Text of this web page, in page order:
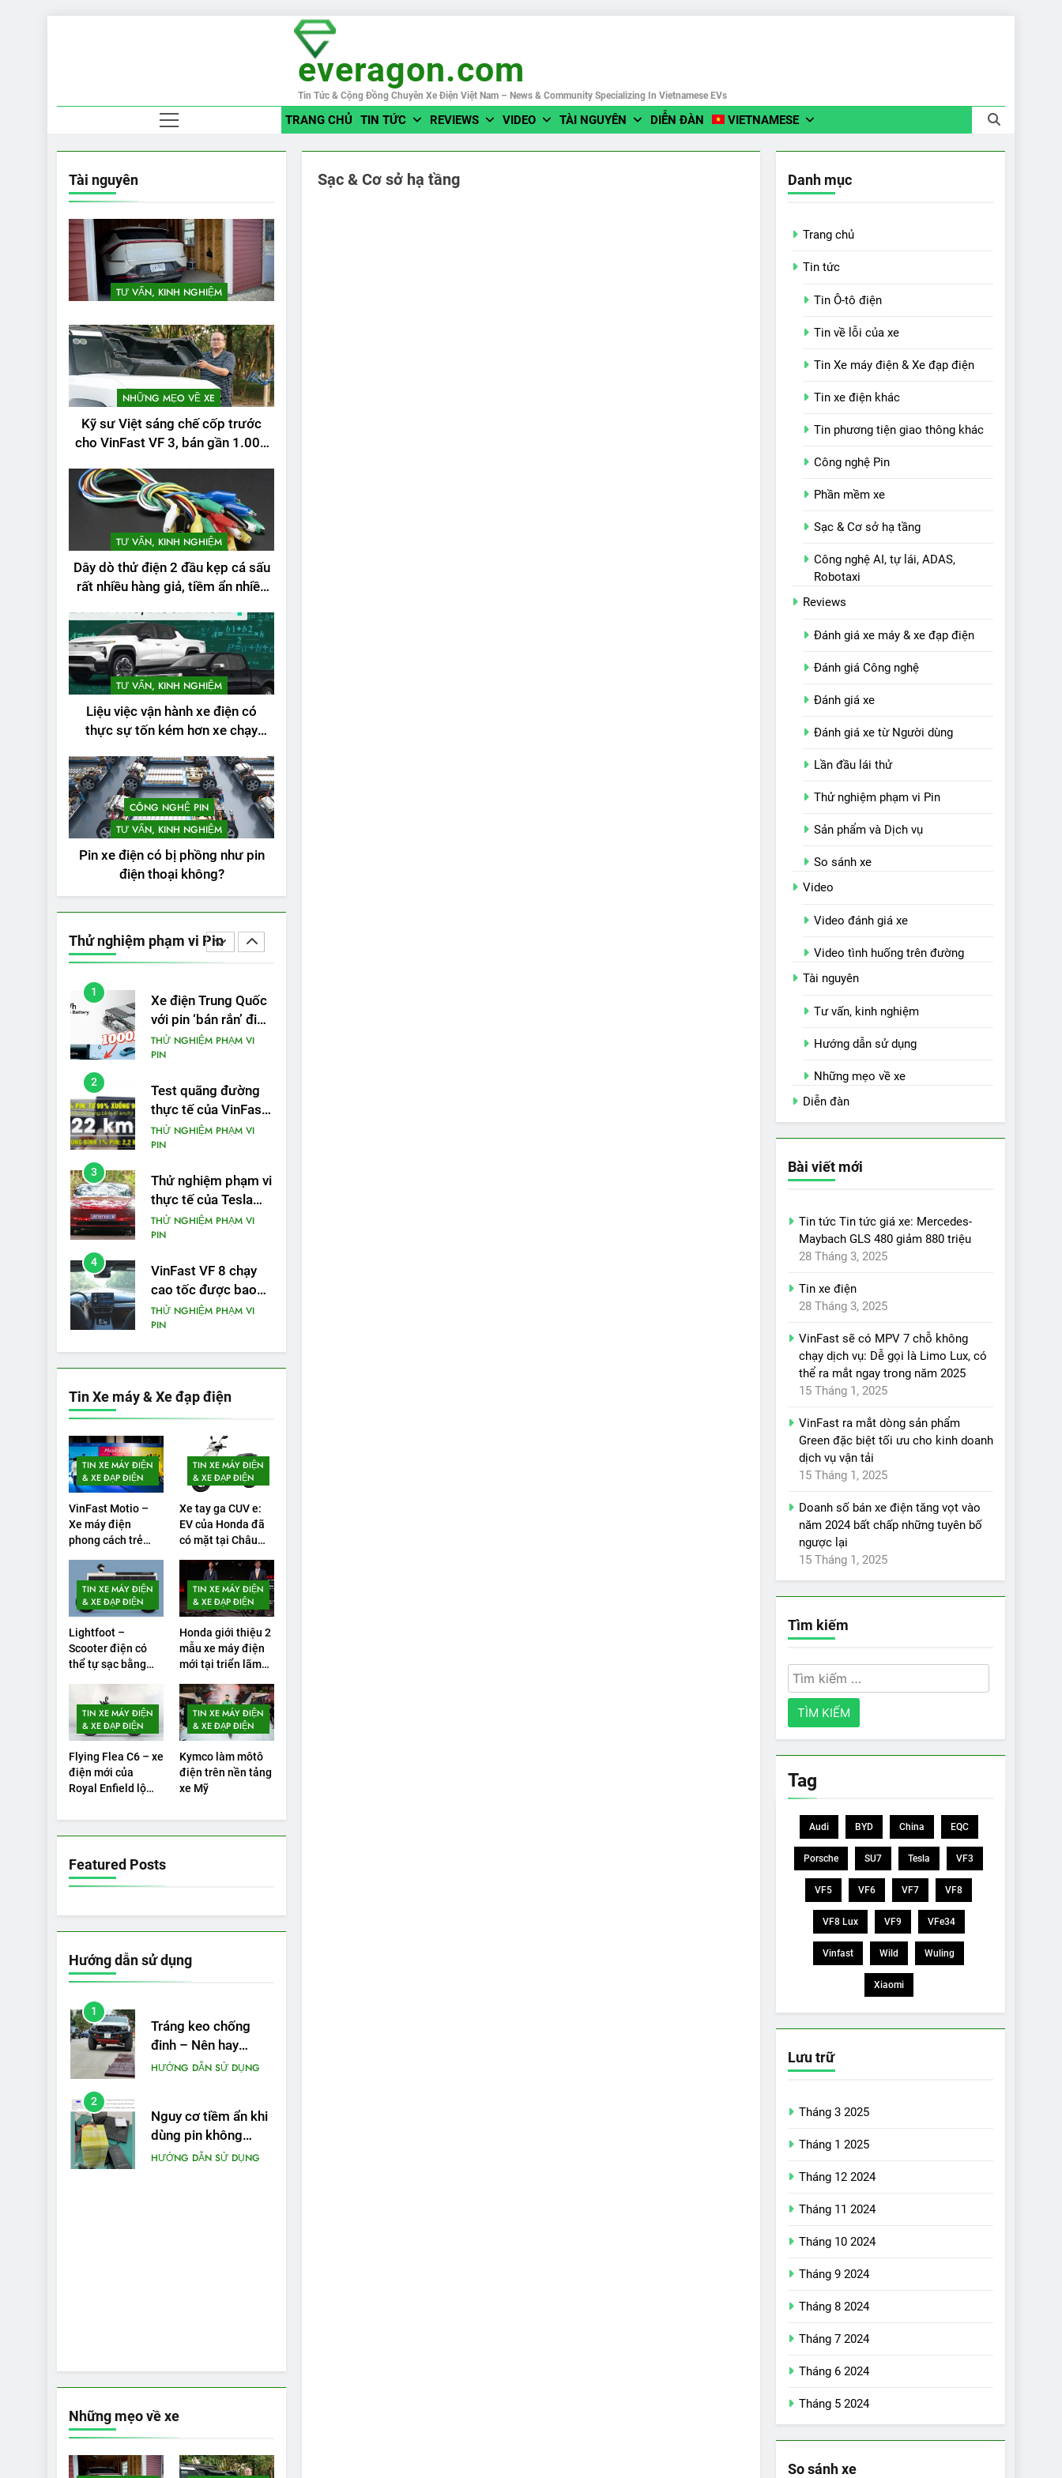
everagon.com
Tin Tức & Cộng Đồng Chuyên Xe Điện Việt Nam – News & Community Specializing In Vietnamese EVs
TRANG CHỦ TIN TỨC REVIEWS VIDEO TÀI NGUYÊN DIỄN ĐÀN VIETNAMESE
Tài nguyên
TƯ VẤN, KINH NGHIỆM
NHỮNG MẸO VỀ XE
Kỹ sư Việt sáng chế cốp trước
cho VinFast VF 3, bán gần 1.000
TƯ VẤN, KINH NGHIỆM
Dây dò thử điện 2 đầu kẹp cá sấu
rất nhiều hàng giả, tiềm ẩn nhiều
TƯ VẤN, KINH NGHIỆM
Liệu việc vận hành xe điện có
thực sự tốn kém hơn xe chạy
CÔNG NGHỆ PIN
TƯ VẤN, KINH NGHIỆM
Pin xe điện có bị phồng như pin
điện thoại không?
Thử nghiệm phạm vi Pin
2
Test quãng đường
thực tế của VinFast
VF3: Vượt công bố
từ nhà sản xuất
THỬ NGHIỆM PHẠM VI
PIN
3
Thử nghiệm phạm vi
Model 3 LR 2024
THỬ NGHIỆM PHẠM VI
PIN
VinFast VF 8 chạy
cao tốc được bao
xa, mỗi kW điện đi
được bao nhiêu km?
THỬ NGHIỆM PHẠM VI
PIN
VinFast VF 5 di
chuyển được bao
nhiêu km sau mỗi
lần sạc đầy?
THỬ NGHIỆM PHẠM VI
PIN
1
Xe điện Trung Quốc
với pin ‘bán rắn’ đi
được 554 dặm
trong bài kiểm tra
THỬ NGHIỆM PHẠM VI
PIN
2
Test quãng đường
thực tế của VinFast
VF3: Vượt công bố
từ nhà sản xuất
THỬ NGHIỆM PHẠM VI
PIN
3
Thử nghiệm phạm vi
thực tế của Tesla
Model 3 LR 2024
THỬ NGHIỆM PHẠM VI
PIN
4
VinFast VF 8 chạy
cao tốc được bao
xa, mỗi kW điện đi
được bao nhiêu km?
THỬ NGHIỆM PHẠM VI
PIN
5
nhiêu km sau mỗi
lần sạc đầy?
THỬ NGHIỆM PHẠM VI
PIN
1
Xe điện Trung Quốc
với pin ‘bán rắn’ đi
được 554 dặm
trong bài kiểm tra
phạm vi
THỬ NGHIỆM PHẠM VI
2
Test quãng đường
thực tế của VinFast
VF3: Vượt công bố
từ nhà sản xuất
THỬ NGHIỆM PHẠM VI
PIN
Thử nghiệm phạm vi
thực tế của Tesla
Model 3 LR 2024
THỬ NGHIỆM PHẠM VI
4
VinFast VF 8 chạy
cao tốc được bao
xa, mỗi kW điện đi
được bao nhiêu km?
THỬ NGHIỆM PHẠM VI
lần sạc đầy?
PIN
Tin Xe máy & Xe đạp điện
TIN XE MÁY ĐIỆN
& XE ĐẠP ĐIỆN
VinFast Motio –
Xe máy điện
phong cách trẻ
chinh phục Gen
Alpha
TIN XE MÁY ĐIỆN
& XE ĐẠP ĐIỆN
Xe tay ga CUV e:
EV của Honda đã
có mặt tại Châu
cuộc chơi xe điện
TIN XE MÁY ĐIỆN
& XE ĐẠP ĐIỆN
Lightfoot –
Scooter điện có
thể tự sạc bằng
TIN XE MÁY ĐIỆN
& XE ĐẠP ĐIỆN
Honda giới thiệu 2
mẫu xe máy điện
mới tại triển lãm
TIN XE MÁY ĐIỆN
& XE ĐẠP ĐIỆN
Flying Flea C6 – xe
điện mới của
Royal Enfield lộ
TIN XE MÁY ĐIỆN
& XE ĐẠP ĐIỆN
Kymco làm môtô
điện trên nền tảng
xe Mỹ
Featured Posts
Hướng dẫn sử dụng
1
Tráng keo chống
đinh – Nên hay
không?
HƯỚNG DẪN SỬ DỤNG
2
Nguy cơ tiềm ẩn khi
dùng pin không
chính hãng cho xe
HƯỚNG DẪN SỬ DỤNG
Những mẹo về xe
Sạc & Cơ sở hạ tầng Danh mục
Trang chủ
Tin tức
Tin Ô-tô điện
Tin về lỗi của xe
Tin Xe máy điện & Xe đạp điện
Tin xe điện khác
Tin phương tiện giao thông khác
Công nghệ Pin
Phần mềm xe
Sạc & Cơ sở hạ tầng
Công nghệ AI, tự lái, ADAS,
Robotaxi
Reviews
Đánh giá xe máy & xe đạp điện
Đánh giá Công nghệ
Đánh giá xe
Đánh giá xe từ Người dùng
Lần đầu lái thử
Thử nghiệm phạm vi Pin
Sản phẩm và Dịch vụ
So sánh xe
Video
Video đánh giá xe
Video tình huống trên đường
Tài nguyên
Tư vấn, kinh nghiệm
Hướng dẫn sử dụng
Những mẹo về xe
Diễn đàn
Bài viết mới
Tin tức Tin tức giá xe: Mercedes-
Maybach GLS 480 giảm 880 triệu
28 Tháng 3, 2025
Tin xe điện
28 Tháng 3, 2025
VinFast sẽ có MPV 7 chỗ không
chạy dịch vụ: Dễ gọi là Limo Lux, có
thể ra mắt ngay trong năm 2025
15 Tháng 1, 2025
VinFast ra mắt dòng sản phẩm
Green đặc biệt tối ưu cho kinh doanh
dịch vụ vận tải
15 Tháng 1, 2025
Doanh số bán xe điện tăng vọt vào
năm 2024 bất chấp những tuyên bố
ngược lại
15 Tháng 1, 2025
Tìm kiếm
Tìm
kiếm
cho:
Tag
Audi BYD China EQC
Porsche SU7 Tesla VF3
VF5 VF6 VF7 VF8
VF8 Lux VF9 VFe34
Vinfast Wild Wuling
Xiaomi
Lưu trữ
Tháng 3 2025
Tháng 1 2025
Tháng 12 2024
Tháng 11 2024
Tháng 10 2024
Tháng 9 2024
Tháng 8 2024
Tháng 7 2024
Tháng 6 2024
Tháng 5 2024
So sánh xe
Đánh giá nhanh
mắt tại Việt Nam –
Những trải nghiệm